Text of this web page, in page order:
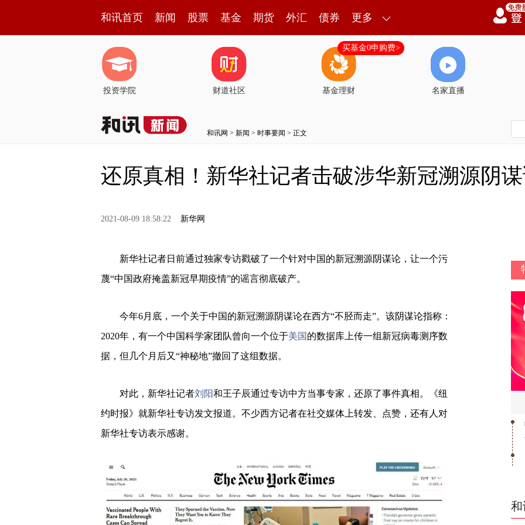
和讯首页 新闻 股票 基金 期货 外汇 债券 更多
投资学院 财道社区 基金理财
买基金0申购费>
名家直播
和讯网 > 新闻 > 时事要闻 > 正文
还原真相！新华社记者击破涉华新冠溯源阴
2021-08-09 18:58:22 新华网
新华社记者日前通过独家专访戳破了一个针对中国的新冠溯源阴谋论，让一个污
蔑“中国政府掩盖新冠早期疫情”的谣言彻底破产。
今年6月底，一个关于中国的新冠溯源阴谋论在西方“不胫而走”。该阴谋论指称：
2020年，有一个中国科学家团队曾向一个位于美国 的数据库上传一组新冠病毒测序数
据，但几个月后又“神秘地”撤回了这组数据。
对此，新华社记者刘阳和王子辰通过专访中方当事专家，还原了事件真相。《纽
约时报》就新华社专访发文报道。不少西方记者在社交媒体上转发、点赞，还有人对
新华社专访表示感谢。
和